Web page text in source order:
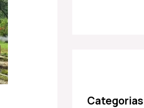
Categorias